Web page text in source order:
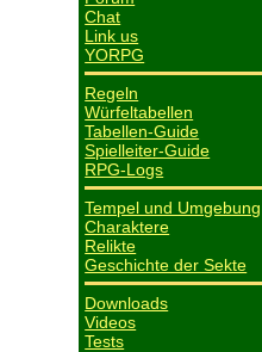
Chat
Link us
YORPG
Regeln
Würfeltabellen
Tabellen-Guide
Spielleiter-Guide
RPG-Logs
Tempel und Umgebung
Charaktere
Relikte
Geschichte der Sekte
Downloads
Videos
Tests